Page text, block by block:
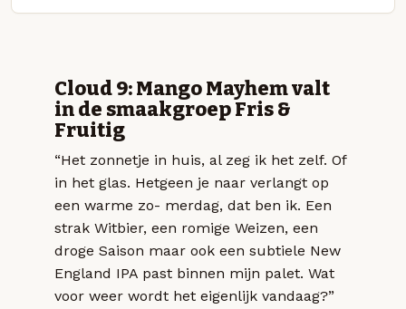
Cloud 9: Mango Mayhem valt
in de smaakgroep Fris &
Fruitig
“Het zonnetje in huis, al zeg ik het zelf. Of
in het glas. Hetgeen je naar verlangt op
een warme zo- merdag, dat ben ik. Een
strak Witbier, een romige Weizen, een
droge Saison maar ook een subtiele New
England IPA past binnen mijn palet. Wat
voor weer wordt het eigenlijk vandaag?”